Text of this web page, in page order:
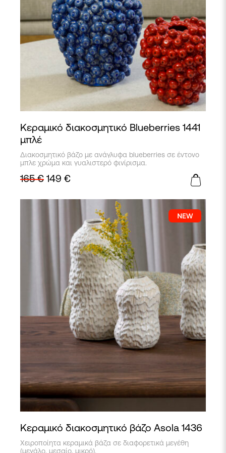
Κεραμικό διακοσμητικό Blueberries 1441
μπλέ
Διακοσμητικό βάζο με ανάγλυφα blueberries σε έντονο
μπλε χρώμα και γυαλιστερό φινίρισμα.
165€ 149 €
Κεραμικό διακοσμητικό βάζο Asola 1436
Χειροποίητα κεραμικά βάζα σε διαφορετικά μεγέθη
(μεγάλο, μεσαίο, μικρό).
το